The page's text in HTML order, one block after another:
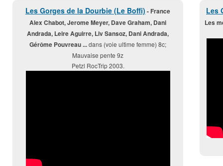
Les Gorges de la Dourbie (Le Boffi) - France
Alex Chabot, Jerome Meyer, Dave Graham, Dani
Andrada, Leire Aguirre, Liv Sansoz, Dani Andrada,
Gérôme Pouvreau ...dans (voie ultime femme) 8c;
Mauvaise pente 9z
Petzl RocTrip 2003.
Les
Les